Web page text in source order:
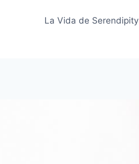
La Vida de Serendipity